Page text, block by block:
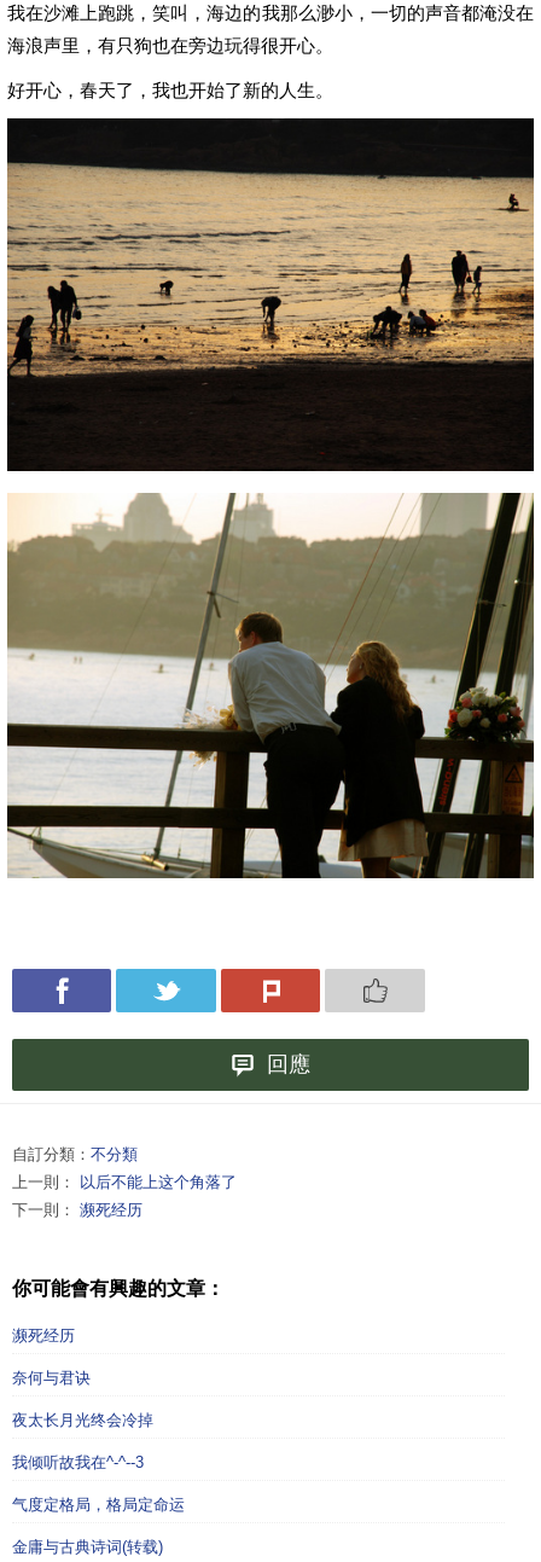
我在沙滩上跑跳，笑叫，海边的我那么渺小，一切的声音都淹没在
海浪声里，有只狗也在旁边玩得很开心。
好开心，春天了，我也开始了新的人生。
回應
自訂分類： 不分類
上一則：
以后不能上这个角落了
下一則： 濒死经历
你可能會有興趣的文章：
濒死经历
奈何与君诀
夜太长月光终会冷掉
我倾听故我在^-^--3
气度定格局，格局定命运
金庸与古典诗词(转载)